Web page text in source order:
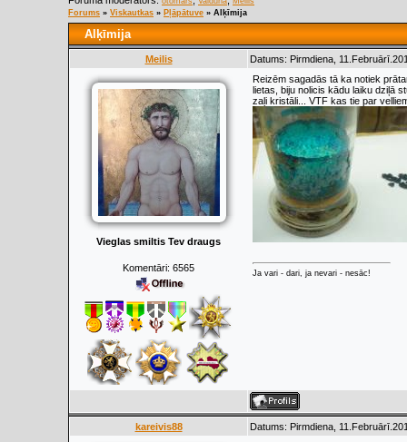
Forums » Viskautkas » Pļāpātuve » Alķīmija
Alķīmija
Meilis Datums: Pirmdiena,
Vieglas smiltis Tev draugs
Komentāri: 6565
Reizēm sagadās tā ka notiek
lietas, biju nolicis kādu laiku dziļā
zaļi kristāli... VTF kas tie par
Ja vari - dari, ja nevari - nesāc!
kareivis88 Datums: Pirmdiena,